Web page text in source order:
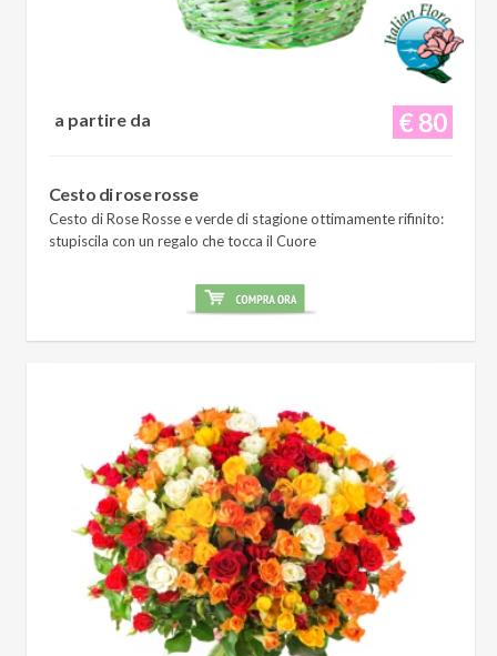
€ 80
a partire da
Cesto di rose rosse
Cesto di Rose Rosse e verde di stagione ottimamente rifinito:
stupiscila con un regalo che tocca il Cuore